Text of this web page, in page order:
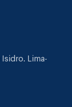
Isidro. Lima-